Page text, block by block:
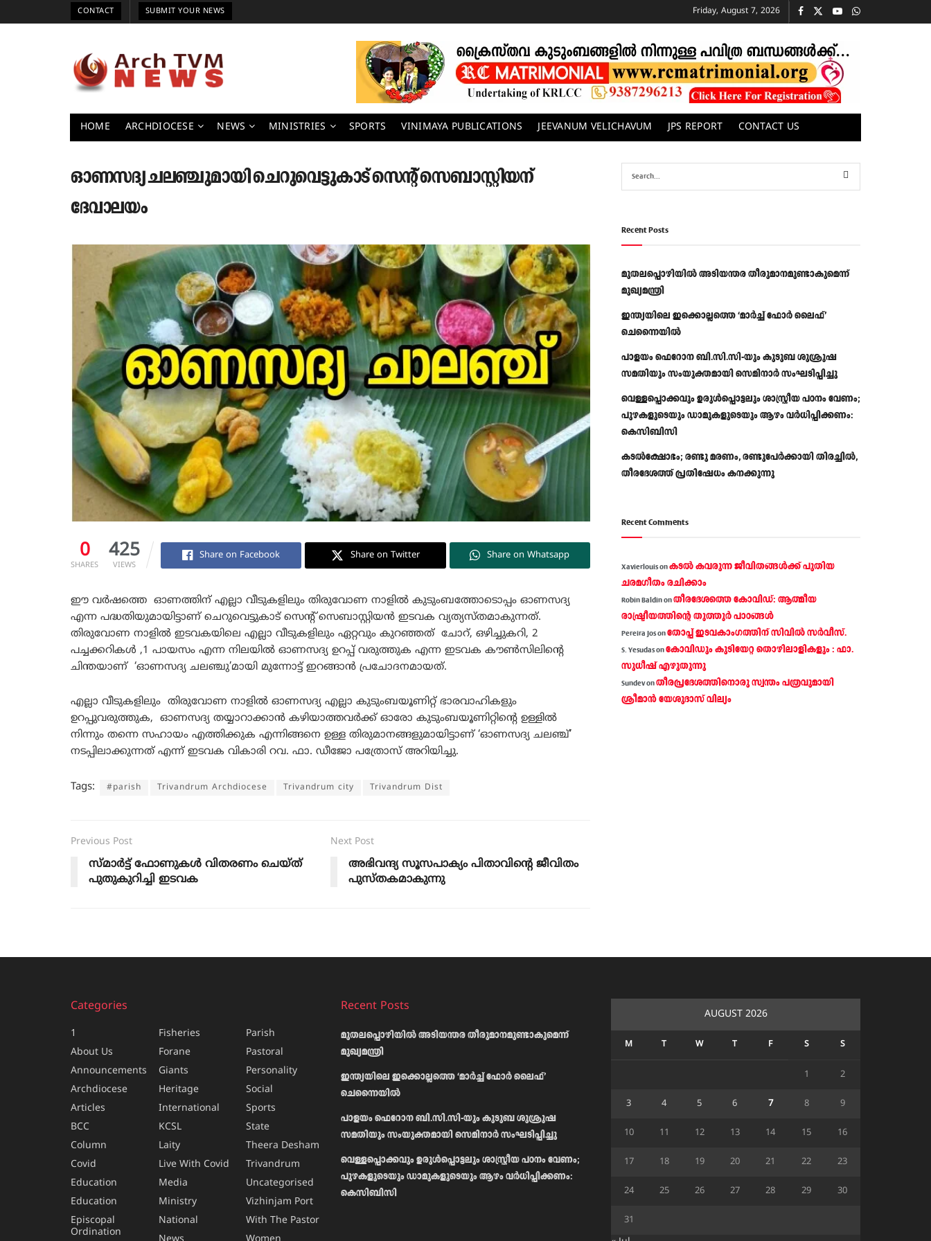
CONTACT SUBMIT YOUR NEWS Friday, August 7, 2026
HOME ARCHDIOCESE NEWS MINISTRIES SPORTS VINIMAYA PUBLICATIONS JEEVANUM VELICHAVUM JPS REPORT CONTACT US
ഓണസദ്യ ചലഞ്ചുമായി ചെറുവെട്ടുകാട് സെന്റ് സെബാസ്റ്റിയന്
ദേവാലയം
0
SHARES
425
VIEWS
Share on Facebook Share on Twitter Share on Whatsapp
ഈ വർഷത്തെ ഓണത്തിന് എല്ലാ വീടുകളിലും തിരുവോണ നാളില്‍ കുടുംബത്തോടൊപ്പം ഓണസദ്യ
എന്ന പദ്ധതിയുമായിട്ടാണ് ചെറുവെട്ടുകാട് സെന്റ് സെബാസ്റ്റിയന്‍ ഇടവക വ്യത്യസ്തമാകുന്നത്.
തിരുവോണ നാളില്‍ ഇടവകയിലെ എല്ലാ വീടുകളിലും ഏറ്റവും കുറഞ്ഞത് ചോറ്, ഒഴിച്ചുകറി, 2
പച്ചക്കറികൾ ,1 പായസം എന്ന നിലയിൽ ഓണസദ്യ ഉറപ്പ് വരുത്തുക എന്ന ഇടവക കൗൺസിലിന്റെ
ചിന്തയാണ് ‘ഓണസദ്യ ചലഞ്ചു’മായി മുന്നോട്ട് ഇറങ്ങാൻ പ്രചോദനമായത്.
എല്ലാ വീടുകളിലും തിരുവോണ നാളില്‍ ഓണസദ്യ എല്ലാ കുടുംബയൂണിറ്റ് ഭാരവാഹികളും
ഉറപ്പുവരുത്തുക, ഓണസദ്യ തയ്യാറാക്കാന്‍ കഴിയാത്തവര്‍ക്ക് ഓരോ കുടുംബയൂണിറ്റിന്റെ ഉള്ളില്‍
നിന്നും തന്നെ സഹായം എത്തിക്കുക എന്നിങ്ങനെ ഉള്ള തിരുമാനങ്ങളുമായിട്ടാണ് ‘ഓണസദ്യ ചലഞ്ച്‌’
നടപ്പിലാക്കുന്നത് എന്ന് ഇടവക വികാരി റവ. ഫാ. ഡീജോ പത്രോസ് അറിയിച്ചു.
Tags: #parish Trivandrum Archdiocese Trivandrum city Trivandrum Dist
Previous Post
സ്മാർട്ട് ഫോണുകൾ വിതരണം ചെയ്ത്
പുതുകുറിച്ചി ഇടവക
Next Post
അഭിവന്ദ്യ സൂസപാക്യം പിതാവിൻ്റെ ജീവിതം
പുസ്തകമാകുന്നു
Recent Posts
മുതലപ്പൊഴിയിൽ അടിയന്തര തീരുമാനമുണ്ടാകുമെന്ന്
മുഖ്യമന്ത്രി
ഇന്ത്യയിലെ ഇക്കൊല്ലത്തെ ‘മാർച്ച് ഫോർ ലൈഫ്’
ചെന്നൈയിൽ
പാളയം ഫെറോന ബി.സി.സി-യും കുടുബ ശുശ്രൂഷ
സമതിയും സംയുക്തമായി സെമിനാർ സംഘടിപ്പിച്ചു
വെള്ളപ്പൊക്കവും ഉരുള്‍പ്പൊട്ടലും ശാസ്ത്രീയ പഠനം വേണം;
പുഴകളുടെയും ഡാമുകളുടെയും ആഴം വര്‍ധിപ്പിക്കണം:
കെസിബിസി
കടൽക്ഷോഭം; രണ്ടു മരണം, രണ്ടുപേർക്കായി തിരച്ചിൽ,
തീരദേശത്ത് പ്രതിഷേധം കനക്കുന്നു
Recent Comments
Xavierlouisonകടല്‍ കവരുന്ന ജീവിതങ്ങള്‍ക്ക് പുതിയ
ചരമഗീതം രചിക്കാം
Robin Baldinonതീരദേശത്തെ കോവിഡ്: ആത്മീയ
രാഷ്ട്രീയത്തിന്റെ തൂത്തൂര്‍ പാഠങ്ങൾ
Pereira Josonതോപ്പ് ഇടവകാംഗത്തിന് സിവിൽ സർവീസ്.
S. Yesudasonകോവിഡും കുടിയേറ്റ തൊഴിലാളികളും : ഫാ.
സുധീഷ് എഴുതുന്നു
Sundevonതീരപ്രദേശത്തിനൊരു സ്വന്തം പത്രവുമായി
ശ്രീമാന്‍ യേശുദാസ് വില്യം
Categories
1
About Us
Announcements
Archdiocese
Articles
BCC
Column
Covid
Education
Education
Episcopal
Ordination
Fisheries
Forane
Giants
Heritage
International
KCSL
Laity
Live With Covid
Media
Ministry
National
Parish
Pastoral
Personality
Social
Sports
State
Theera Desham
Trivandrum
Uncategorised
Vizhinjam Port
With The Pastor
Recent Posts
മുതലപ്പൊഴിയിൽ അടിയന്തര തീരുമാനമുണ്ടാകുമെന്ന്
മുഖ്യമന്ത്രി
ഇന്ത്യയിലെ ഇക്കൊല്ലത്തെ ‘മാർച്ച് ഫോർ ലൈഫ്’
ചെന്നൈയിൽ
പാളയം ഫെറോന ബി.സി.സി-യും കുടുബ ശുശ്രൂഷ
സമതിയും സംയുക്തമായി സെമിനാർ സംഘടിപ്പിച്ചു
വെള്ളപ്പൊക്കവും ഉരുള്‍പ്പൊട്ടലും ശാസ്ത്രീയ പഠനം വേണം;
പുഴകളുടെയും ഡാമുകളുടെയും ആഴം വര്‍ധിപ്പിക്കണം:
കെസിബിസി
AUGUST 2026
M T W T F S S
1 2
3 4 5 6 7 8 9
10 11 12 13 14 15 16
17 18 19 20 21 22 23
24 25 26 27 28 29 30
31